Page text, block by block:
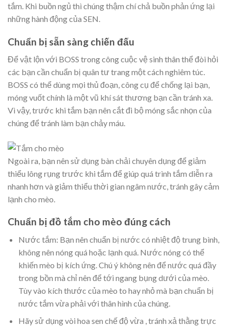
tắm. Khi buồn ngủ thì chúng thậm chí chả buồn phản ứng lại
những hành động của SEN.
Chuẩn bị sẵn sàng chiến đấu
Để vật lộn với BOSS trong công cuộc vệ sinh thân thể đòi hỏi
các bạn cần chuẩn bị quân tư trang một cách nghiêm túc.
BOSS có thể dùng mọi thủ đoạn, công cụ để chống lại bạn,
móng vuốt chính là một vũ khí sát thương bạn cần tránh xa.
Vì vậy, trước khi tắm bạn nên cắt đi bộ móng sắc nhọn của
chúng để tránh làm bạn chảy máu.
Ngoài ra, bạn nên sử dụng bàn chải chuyên dụng để giảm
thiểu lông rụng trước khi tắm để giúp quá trình tắm diễn ra
nhanh hơn và giảm thiểu thời gian ngâm nước, tránh gây cảm
lạnh cho mèo.
Chuẩn bị đồ tắm cho mèo đúng cách
Nước tắm: Bạn nên chuẩn bị nước có nhiệt độ trung bình,
không nên nóng quá hoặc lạnh quá. Nước nóng có thể
khiến mèo bị kích ứng. Chú ý không nên để nước quá đầy
trong bồn mà chỉ nên để tới ngang bụng dưới của mèo.
Tùy vào kích thước của mèo to hay nhỏ mà bạn chuẩn bị
nước tắm vừa phải với thân hình của chúng.
Hãy sử dụng vòi hoa sen chế độ vừa , tránh xả thằng trực